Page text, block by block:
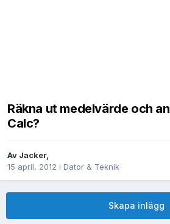
Räkna ut medelvärde och
Calc?
Av Jacker,
15 april, 2012 i Dator & Teknik
Skapa inlägg